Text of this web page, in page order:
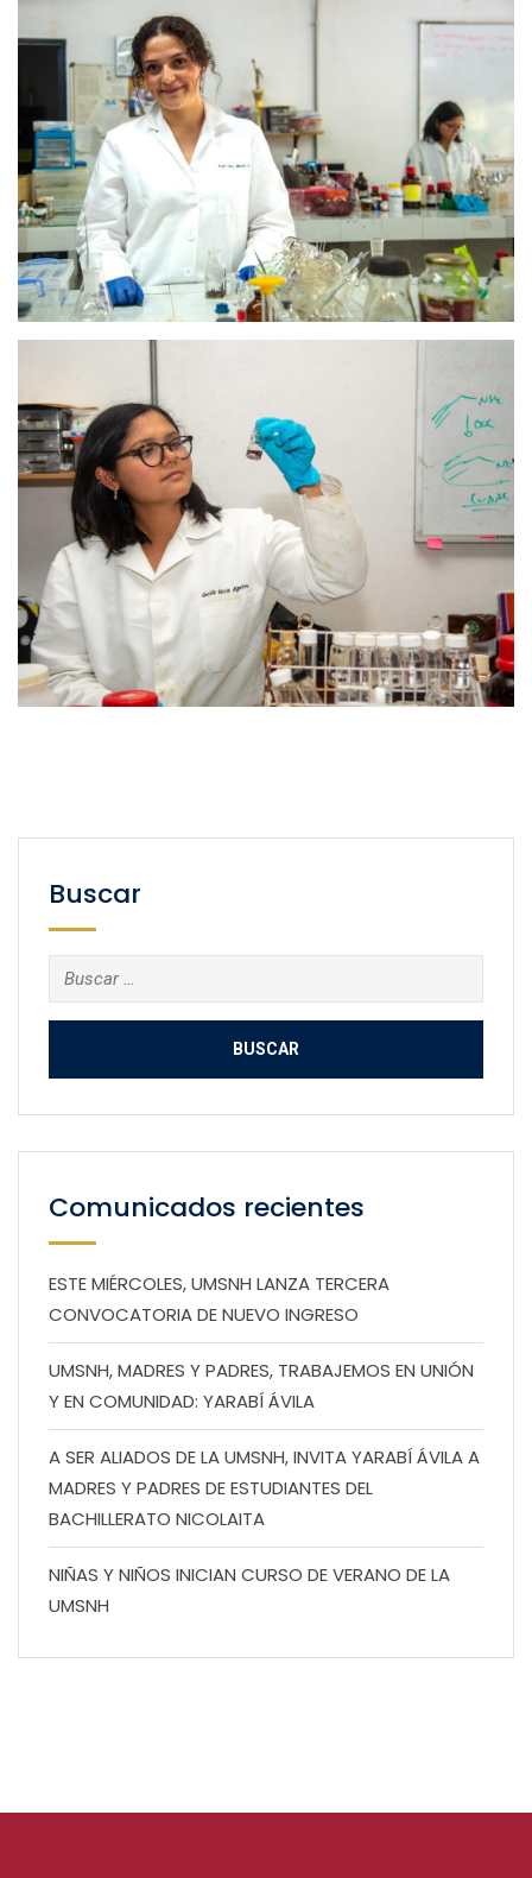
Buscar
Buscar:
Comunicados recientes
ESTE MIÉRCOLES, UMSNH LANZA TERCERA
CONVOCATORIA DE NUEVO INGRESO
UMSNH, MADRES Y PADRES, TRABAJEMOS EN UNIÓN
Y EN COMUNIDAD: YARABÍ ÁVILA
A SER ALIADOS DE LA UMSNH, INVITA YARABÍ ÁVILA A
MADRES Y PADRES DE ESTUDIANTES DEL
BACHILLERATO NICOLAITA
NIÑAS Y NIÑOS INICIAN CURSO DE VERANO DE LA
UMSNH